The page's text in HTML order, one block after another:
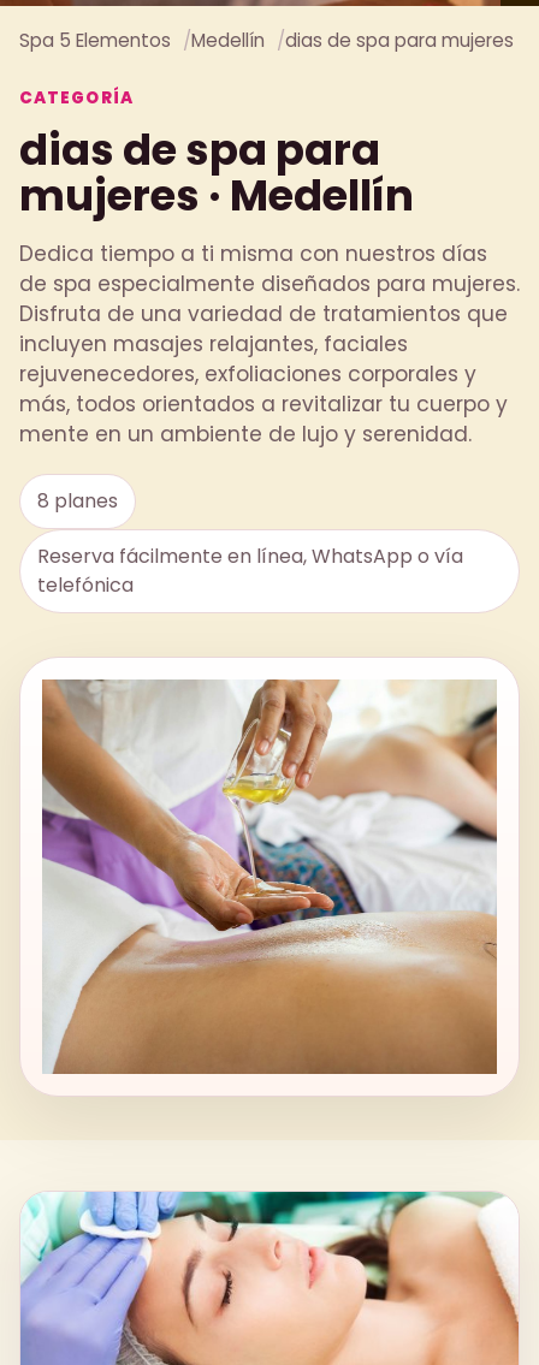
Spa 5 Elementos Medellín dias de spa para mujeres
CATEGORÍA
dias de spa para
mujeres · Medellín
Dedica tiempo a ti misma con nuestros días
de spa especialmente diseñados para mujeres.
Disfruta de una variedad de tratamientos que
incluyen masajes relajantes, faciales
rejuvenecedores, exfoliaciones corporales y
más, todos orientados a revitalizar tu cuerpo y
mente en un ambiente de lujo y serenidad.
8 planes
Reserva fácilmente en línea, WhatsApp o vía
telefónica